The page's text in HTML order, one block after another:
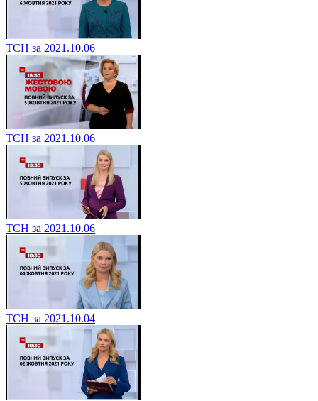
ТСН за 2021.10.06
ТСН за 2021.10.06
ТСН за 2021.10.06
ТСН за 2021.10.04